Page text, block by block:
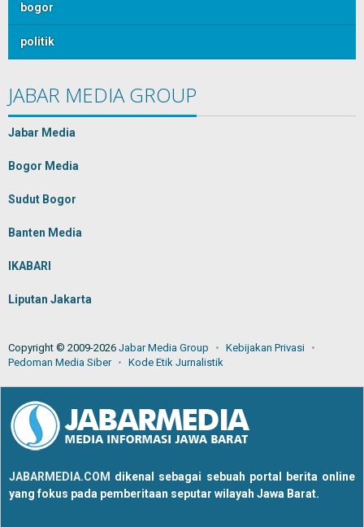
bogor
politik
JABAR MEDIA GROUP
Jabar Media
Bogor Media
Sudut Bogor
Banten Media
IKABARI
Liputan Jakarta
Copyright © 2009-2026 Jabar Media Group
Kebijakan Privasi
Pedoman Media Siber
Kode Etik Jurnalistik
JABARMEDIA.COM dikenal sebagai sebuah portal berita online
yang fokus pada pemberitaan seputar wilayah Jawa Barat.